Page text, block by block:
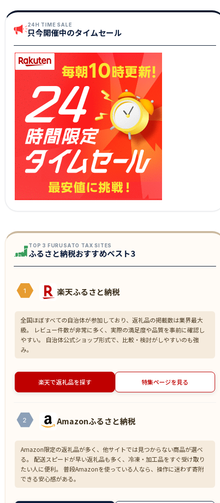
24H TIME SALE
只今開催中のタイムセール
TOP 3 FURUSATO TAX SITES
ふるさと納税おすすめベスト3
1 楽天ふるさと納税
全国ほぼすべての自治体が参加しており、返礼品の掲載数は業界最大
級。 レビュー件数が非常に多く、実際の満足度や品質を事前に確認し
やすい。 自治体公式ショップ形式で、比較・検討がしやすいのも強
み。
楽天で返礼品を探す 特集ページを見る
2 Amazonふるさと納税
Amazon限定の返礼品が多く、他サイトでは見つからない商品が選べ
る。 配送スピードが早い返礼品も多く、冷凍・加工品をすぐ受け取り
たい人に便利。 普段Amazonを使っている人なら、操作に迷わず寄附
できる安心感がある。